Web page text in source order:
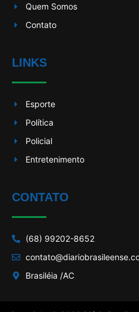
Quem Somos
Contato
LINKS
Esporte
Política
Policial
Entretenimento
CONTATO
(68) 99202-8652
Brasiléia /AC